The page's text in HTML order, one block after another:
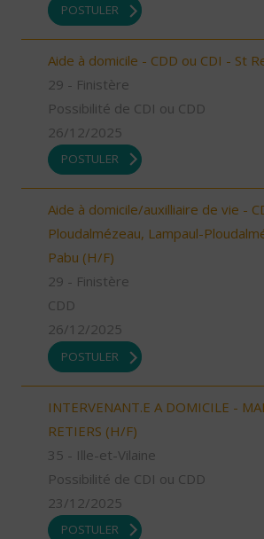
POSTULER
Aide à domicile - CDD ou CDI - St
29 - Finistère
Possibilité de CDI ou CDD
26/12/2025
POSTULER
Aide à domicile/auxilliaire de vie -
Ploudalmézeau, Lampaul-
Pabu (H/F)
29 - Finistère
CDD
26/12/2025
POSTULER
INTERVENANT.E A DOMICILE -
RETIERS (H/F)
35 - Ille-et-Vilaine
Possibilité de CDI ou CDD
23/12/2025
POSTULER